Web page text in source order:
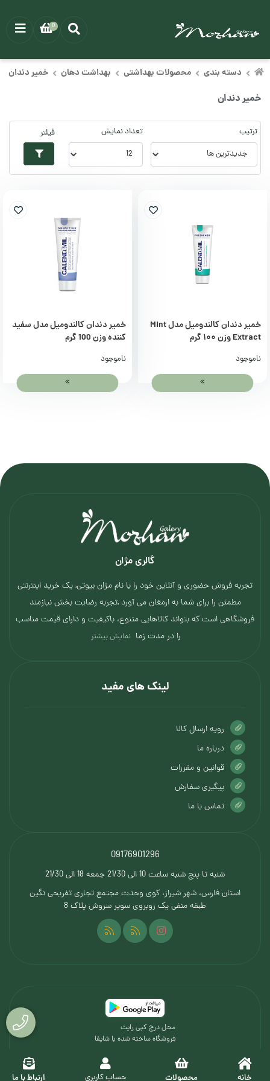
خانه محصولات حساب کاربری ارتباط با ما
دسته بندی محصولات بهداشتی بهداشت دهان خمیر دندان
خمیر دندان
ترتیب تعداد نمایش فیلتر
خمیر دندان کالندومیل مدل Mint
Extract وزن ۱۰۰ گرم
ناموجود
خمیر دندان کالندومیل مدل سفید
کننده وزن 100 گرم
ناموجود
گالری مژان
تجربه فروش حضوری و آنلاین خود را با نام مژان بیوتی, یک خرید اینترنتی
مطمئن را برای شما به ارمغان می آورد ,تجربه رضایت بخش نیازمند
فروشگاهی است که بتواند کالاهایی متنوع، باکیفیت و دارای قیمت مناسب
را در مدت زما نمایش بیشتر
لینک های مفید
رویه ارسال کالا
درباره ما
قوانین و مقررات
پیگیری سفارش
تماس با ما
09176901296
شنبه تا پنج شنبه ساعت 10 الی 21/30 جمعه 18 الی 21/30
استان فارس، شهر شیراز، کوی وحدت مجتمع تجاری تفریحی نگین
طبقه منفی یک روبروی سوپر سروش پلاک 8
محل درج کپی رایت
فروشگاه ساخته شده با شاپفا
0